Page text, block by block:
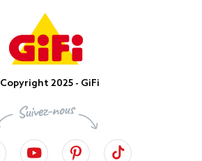
Copyright 2025 - GiFi